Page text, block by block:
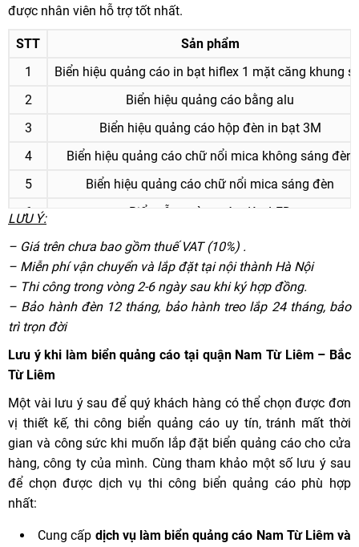
được nhân viên hỗ trợ tốt nhất.
STT
Sản phẩm
1
Biển hiệu quảng cáo in bạt hiflex 1 mặt căng khung
2
Biển hiệu quảng cáo bằng alu
3
Biển hiệu quảng cáo hộp đèn in bạt 3M
4
Biển hiệu quảng cáo chữ nổi mica không sáng đèn
5
Biển hiệu quảng cáo chữ nổi mica sáng đèn
6
Biển vẫy quảng cáo đèn LED
7
Biển vẫy hộp đèn mica sáng 2 mặt
LƯU Ý:
– Giá trên chưa bao gồm thuế VAT (10%) .
– Miễn phí vận chuyểnvà lắp đặt tại nội thànhHà Nội
– Thi công trong vòng 2-6 ngày sau khi ký hợp đồng.
– Bảo hành đèn 12 tháng, bảo hành treo lắp 24 tháng, bảo
trì trọn đời
Lưu ý khi làm biển quảng cáo tại quận Nam Từ Liêm – Bắc
Từ Liêm
Một vài lưu ý sau để quý khách hàng có thể chọn được đơn
vị thiết kế, thi công biển quảng cáo uy tín, tránh mất thời
gian và công sức khi muốn lắp đặt biển quảng cáo cho cửa
hàng, công ty của mình. Cùng tham khảo một số lưu ý sau
để chọn được dịch vụ thi công biển quảng cáo phù hợp
nhất:
Cung cấp dịch vụ làm biển quảng cáo Nam Từ Liêm và